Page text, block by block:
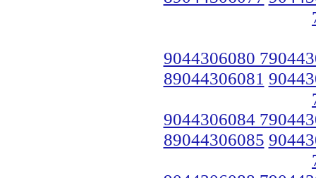
9044306080
89044306081
9044306084
89044306085